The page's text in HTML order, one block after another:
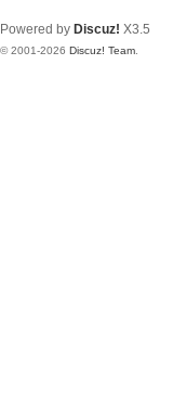
Powered by Discuz! X3.5
© 2001-2026 Discuz! Team